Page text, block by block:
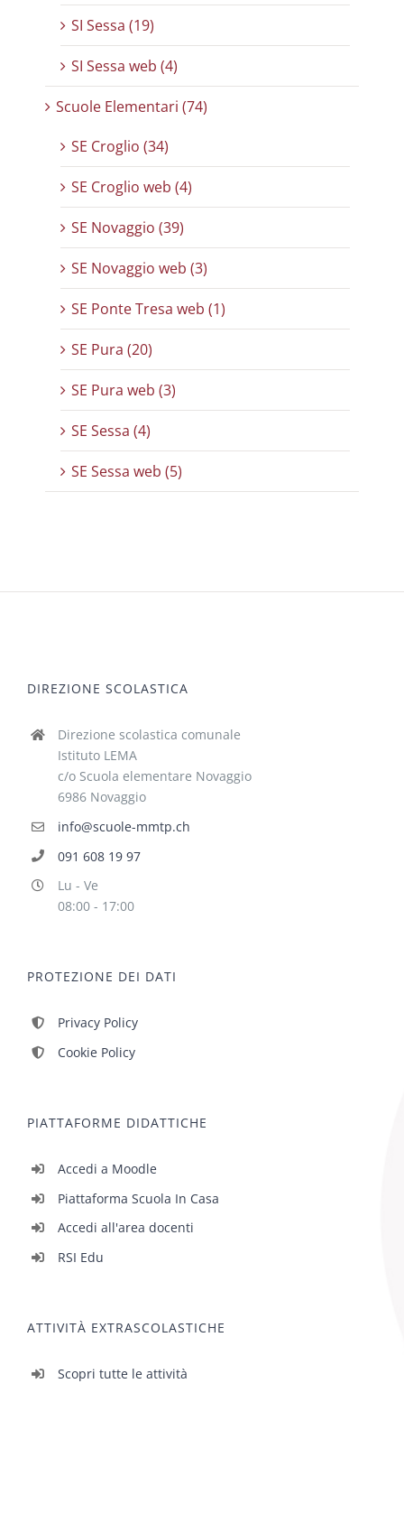
SI Sessa (19)
SI Sessa web (4)
Scuole Elementari (74)
SE Croglio (34)
SE Croglio web (4)
SE Novaggio (39)
SE Novaggio web (3)
SE Ponte Tresa web (1)
SE Pura (20)
SE Pura web (3)
SE Sessa (4)
SE Sessa web (5)
DIREZIONE SCOLASTICA
Direzione scolastica comunale
Istituto LEMA
c/o Scuola elementare Novaggio
6986 Novaggio
info@scuole-mmtp.ch
091 608 19 97
Lu - Ve
08:00 - 17:00
PROTEZIONE DEI DATI
Privacy Policy
Cookie Policy
PIATTAFORME DIDATTICHE
Accedi a Moodle
Piattaforma Scuola In Casa
Accedi all'area docenti
RSI Edu
ATTIVITÀ EXTRASCOLASTICHE
Scopri tutte le attività